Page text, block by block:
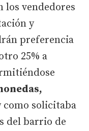
los vendedores
y
preferencia
25% a
como solicitaba
del barrio de